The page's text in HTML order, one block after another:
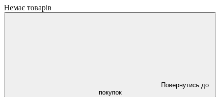
Немає товарів
Повернутись до
покупок